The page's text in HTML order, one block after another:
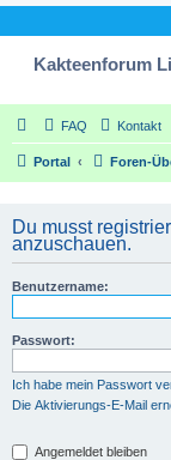
Kakteenforum
FAQ Kontakt
Portal Foren-
Du musst
anzuschauen.
Benutzername:
Passwort:
Ich habe mein Passwort
Die Aktivierungs-E-Mail
Angemeldet bleiben